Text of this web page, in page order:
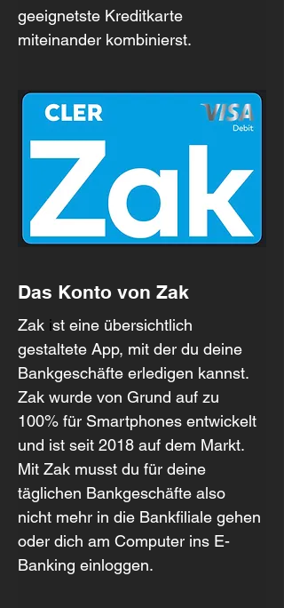
geeignetste Kreditkarte
miteinander kombinierst.
Das Konto von Zak
Zak ist eine übersichtlich
gestaltete App, mit der du deine
Bankgeschäfte erledigen kannst.
Zak wurde von Grund auf zu
100% für Smartphones entwickelt
und ist seit 2018 auf dem Markt.
Mit Zak musst du für deine
täglichen Bankgeschäfte also
nicht mehr in die Bankfiliale gehen
oder dich am Computer ins E-
Banking einloggen.